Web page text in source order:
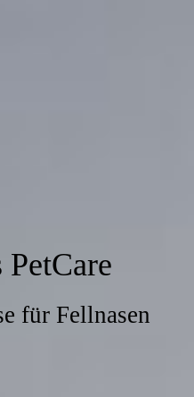
für Fellnasen